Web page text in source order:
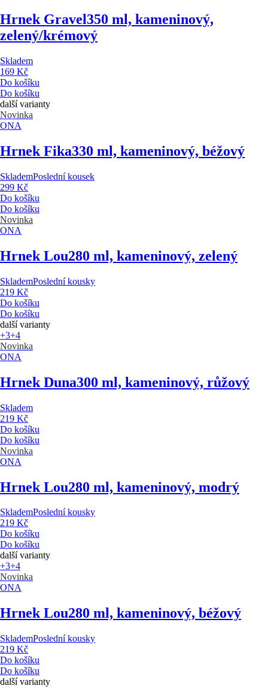
Hrnek Gravel350 ml, kameninový,
zelený/krémový
Skladem
169 Kč
Do košíku
Do košíku
další varianty
Novinka
ONA
Hrnek Fika330 ml, kameninový, béžový
SklademPoslední kousek
299 Kč
Do košíku
Do košíku
Novinka
ONA
Hrnek Lou280 ml, kameninový, zelený
SklademPoslední kousky
219 Kč
Do košíku
Do košíku
další varianty
+3+4
Novinka
ONA
Hrnek Duna300 ml, kameninový, růžový
Skladem
219 Kč
Do košíku
Do košíku
Novinka
ONA
Hrnek Lou280 ml, kameninový, modrý
SklademPoslední kousky
219 Kč
Do košíku
Do košíku
další varianty
+3+4
Novinka
ONA
Hrnek Lou280 ml, kameninový, béžový
SklademPoslední kousky
219 Kč
Do košíku
Do košíku
další varianty